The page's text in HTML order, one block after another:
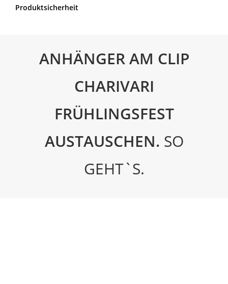
Produktsicherheit
ANHÄNGER AM CLIP
CHARIVARI
FRÜHLINGSFEST
AUSTAUSCHEN. SO
GEHT`S.